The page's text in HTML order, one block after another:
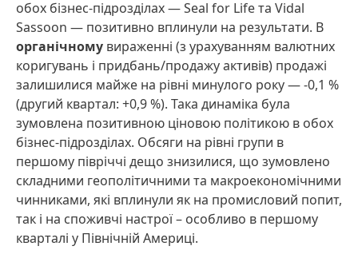
обох бізнес-підрозділах — Seal for Life та Vidal
Sassoon — позитивно вплинули на результати. В
органічному вираженні (з урахуванням валютних
коригувань і придбань/продажу активів) продажі
залишилися майже на рівні минулого року — -0,1 %
(другий квартал: +0,9 %). Така динаміка була
зумовлена позитивною ціновою політикою в обох
бізнес-підрозділах. Обсяги на рівні групи в
першому півріччі дещо знизилися, що зумовлено
складними геополітичними та макроекономічними
чинниками, які вплинули як на промисловий попит,
так і на споживчі настрої – особливо в першому
кварталі у Північній Америці.